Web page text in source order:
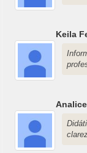
Keila